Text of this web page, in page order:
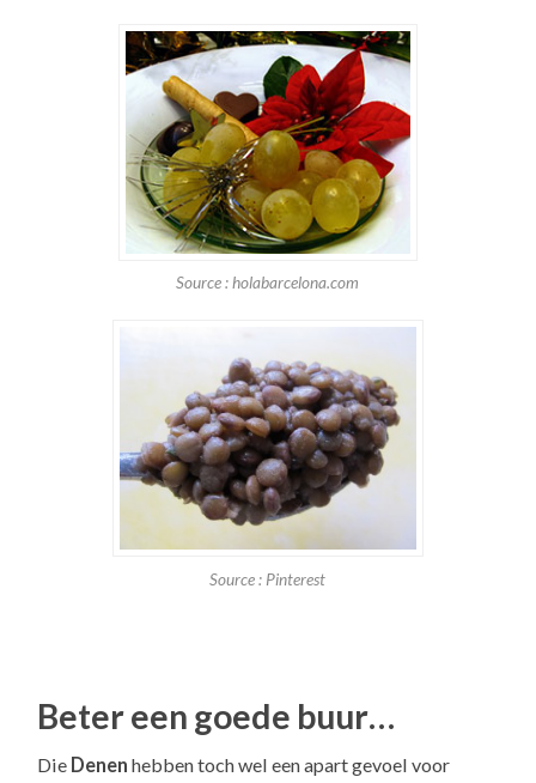
Source : holabarcelona.com
Source : Pinterest
Beter een goede buur…
Die Denen hebben toch wel een apart gevoel voor